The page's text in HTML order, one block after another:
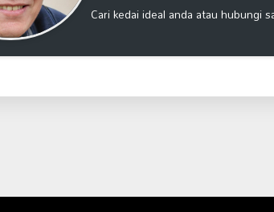
Cari kedai ideal anda atau hubungi